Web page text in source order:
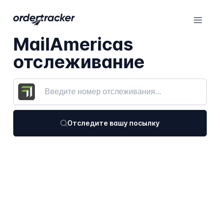
MailAmericas
отслеживание
Отследите вашу посылку